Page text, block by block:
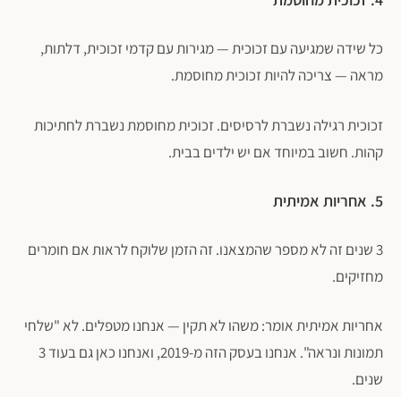
כל שידה שמגיעה עם זכוכית — מגירות עם קדמי זכוכית, דלתות,
מראה — צריכה להיות זכוכית מחוסמת.
זכוכית רגילה נשברת לרסיסים. זכוכית מחוסמת נשברת לחתיכות
קהות. חשוב במיוחד אם יש ילדים בבית.
5. אחריות אמיתית
3 שנים זה לא מספר שהמצאנו. זה הזמן שלוקח לראות אם חומרים
מחזיקים.
אחריות אמיתית אומר: משהו לא תקין — אנחנו מטפלים. לא "שלחי
תמונות ונראה". אנחנו בעסק הזה מ-2019, ואנחנו כאן גם בעוד 3
שנים.